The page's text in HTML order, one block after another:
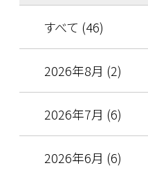
すべて (46)
2026年8月 (2)
2026年7月 (6)
2026年6月 (6)